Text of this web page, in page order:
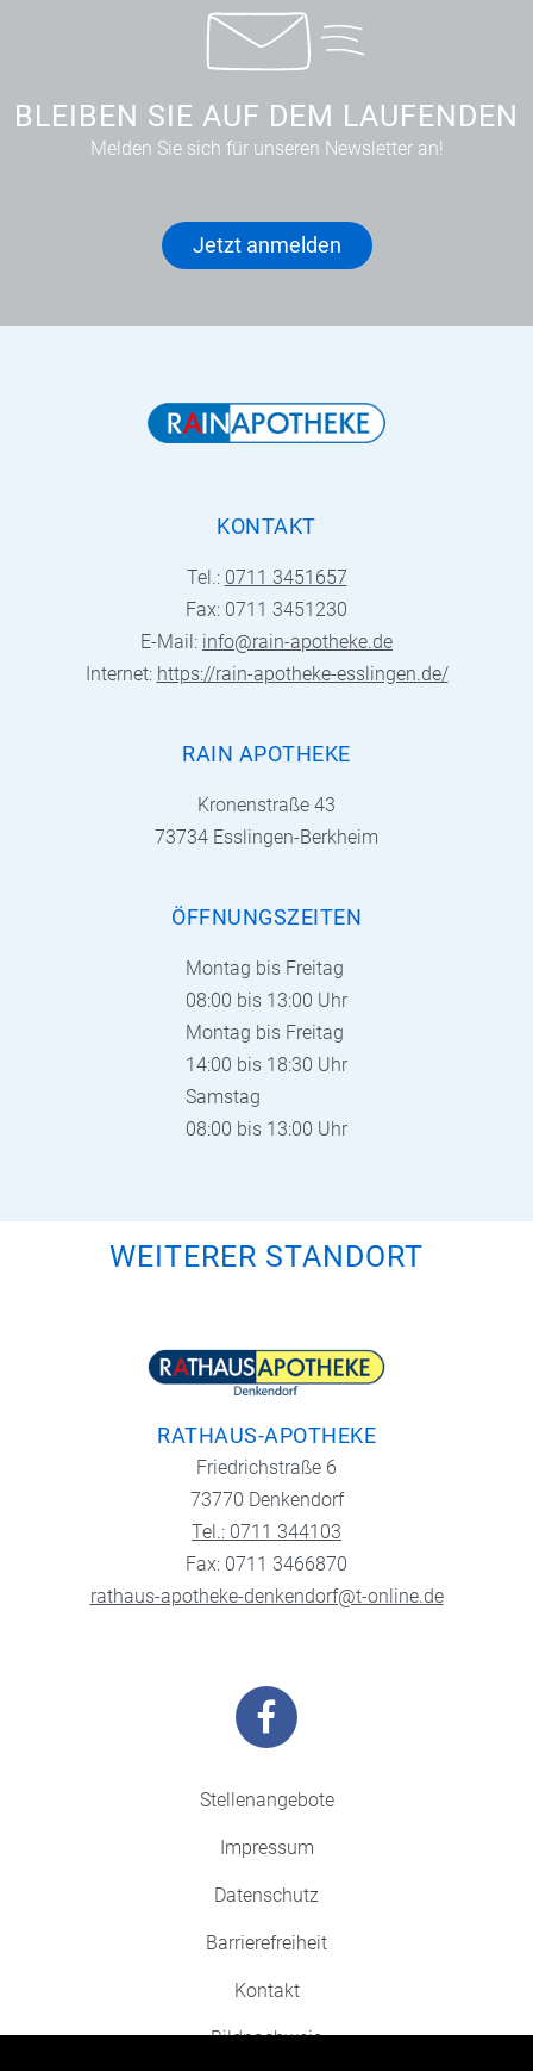
BLEIBEN SIE AUF DEM LAUFENDEN
Melden Sie sich für unseren Newsletter an!
Jetzt anmelden
KONTAKT
Tel.: 0711 3451657
Fax: 0711 3451230
E-Mail: info@rain-apotheke.de
Internet: https://rain-apotheke-esslingen.de/
RAIN APOTHEKE
Kronenstraße 43
73734 Esslingen-Berkheim
ÖFFNUNGSZEITEN
Montag bis Freitag
08:00 bis 13:00 Uhr
Montag bis Freitag
14:00 bis 18:30 Uhr
Samstag
08:00 bis 13:00 Uhr
WEITERER STANDORT
RATHAUS-APOTHEKE
Friedrichstraße 6
73770 Denkendorf
Tel.: 0711 344103
Fax: 0711 3466870
rathaus-apotheke-denkendorf@t-online.de
Stellenangebote
Impressum
Datenschutz
Barrierefreiheit
Kontakt
Bildnachweis